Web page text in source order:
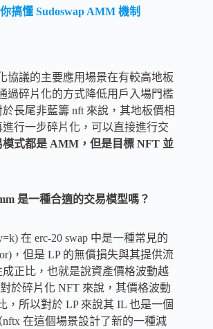
搞懂 Sudoswap AMM 機制
協議的主要應用場景在有較高地板
過碎片化的方式降低用戶入場門檻
長尾非藍籌 nft 來說，其地板價相
行一步碎片化，可以直接進行交
模式都是 AMM，但是目標 NFT 並
是一種合適的交易模型嗎？
在 erc-20 swap 中是一種常見的
，但是 LP 的無償損失與其提供流
正比，也就是說資產價格波動越
於碎片化 NFT 來說，其價格波動
，所以對於 LP 來說其 IL 也是一個
在這個場景設計了新的一種減